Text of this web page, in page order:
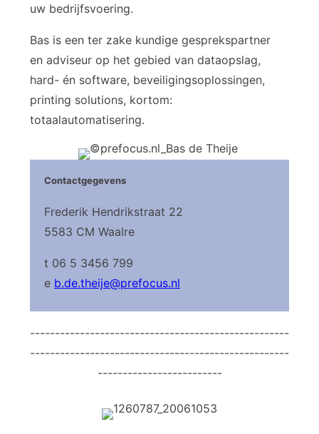
uw bedrijfsvoering.
Bas is een ter zake kundige gesprekspartner
en adviseur op het gebied van dataopslag,
hard- én software, beveiligingsoplossingen,
printing solutions, kortom:
totaalautomatisering.
Contactgegevens
Frederik Hendrikstraat 22
5583 CM Waalre
t 06 5 3456 799
e b.de.theije@prefocus.nl
----------------------------------------------------
----------------------------------------------------
-------------------------